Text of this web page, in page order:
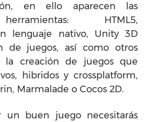
en ello aparecen las
HTML5,
lenguaje nativo, Unity 3D
de juegos, así como otros
la creación de juegos que
hibridos y crossplatform,
Marmalade o Cocos 2D.
un buen juego necesitarás